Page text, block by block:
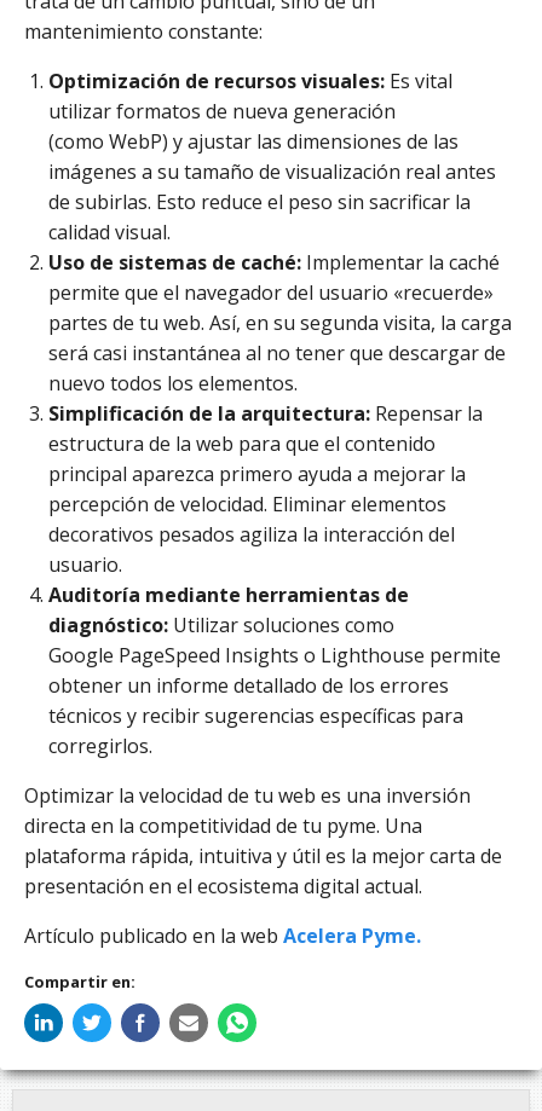
mantenimiento constante:
Optimización de recursos visuales: Es vital
utilizar formatos de nueva generación
(como WebP) y ajustar las dimensiones de las
imágenes a su tamaño de visualización real antes
de subirlas. Esto reduce el peso sin sacrificar la
calidad visual.
Uso de sistemas de caché: Implementar la caché
permite que el navegador del usuario «recuerde»
partes de tu web. Así, en su segunda visita, la carga
será casi instantánea al no tener que descargar de
nuevo todos los elementos.
Simplificación de la arquitectura: Repensar la
estructura de la web para que el contenido
principal aparezca primero ayuda a mejorar la
percepción de velocidad. Eliminar elementos
decorativos pesados agiliza la interacción del
usuario.
Auditoría mediante herramientas de
diagnóstico: Utilizar soluciones como
Google PageSpeed Insights o Lighthouse permite
obtener un informe detallado de los errores
técnicos y recibir sugerencias específicas para
corregirlos.
Optimizar la velocidad de tu web es una inversión
directa en la competitividad de tu pyme. Una
plataforma rápida, intuitiva y útil es la mejor carta de
presentación en el ecosistema digital actual.
Artículo publicado en la web Acelera Pyme.
Compartir en: